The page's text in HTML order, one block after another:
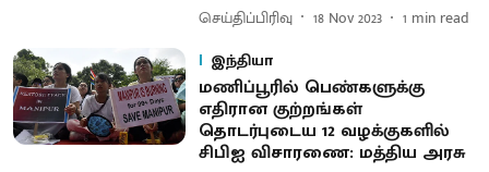
செய்திப்பிரிவு 18 Nov 2023 1 min read
இந்தியா
மணிப்பூரில் பெண்களுக்கு
எதிரான குற்றங்கள்
தொடர்புடைய 12 வழக்குகளில்
சிபிஐ விசாரணை: மத்திய அரசு